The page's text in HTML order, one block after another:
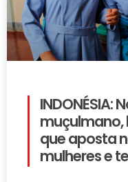
INDONÉSIA:
que aposta
mulheres e